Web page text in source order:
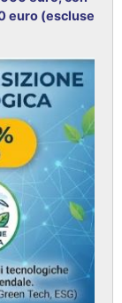
euro (escluse